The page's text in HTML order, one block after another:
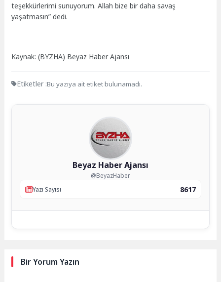
teşekkürlerimi sunuyorum. Allah bize bir daha savaş
yaşatmasın” dedi.
Kaynak: (BYZHA) Beyaz Haber Ajansı
Etiketler :Bu yazıya ait etiket bulunamadı.
Beyaz Haber Ajansı
@BeyazHaber
Yazı Sayısı
8617
Bir Yorum Yazın